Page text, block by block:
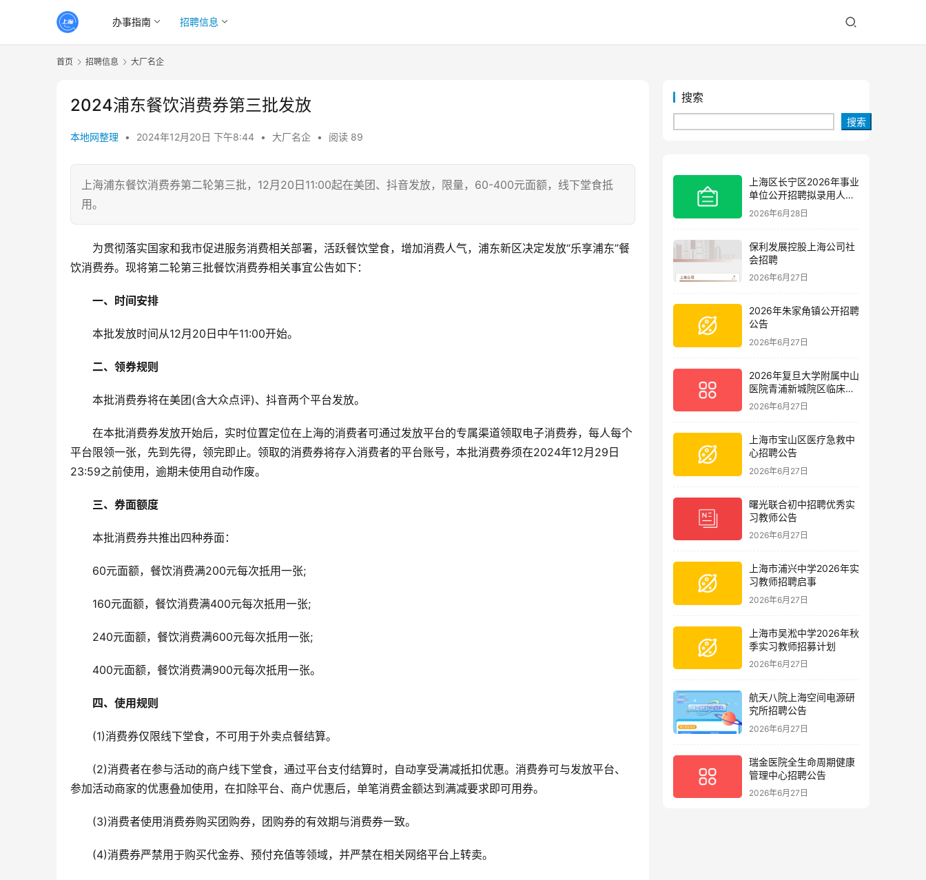
办事指南 招聘信息
首页 招聘信息 大厂名企
2024浦东餐饮消费券第三批发放
本地网整理 • 2024年12月20日 下午8:44 • 大厂名企 • 阅读 89
上海浦东餐饮消费券第二轮第三批，12月20日11:00起在美团、抖音发放，限量，60-400元面额，线下堂食抵
用。
为贯彻落实国家和我市促进服务消费相关部署，活跃餐饮堂食，增加消费人气，浦东新区决定发放“乐享浦东”餐
饮消费券。现将第二轮第三批餐饮消费券相关事宜公告如下：
一、时间安排
本批发放时间从12月20日中午11:00开始。
二、领券规则
本批消费券将在美团(含大众点评)、抖音两个平台发放。
在本批消费券发放开始后，实时位置定位在上海的消费者可通过发放平台的专属渠道领取电子消费券，每人每个
平台限领一张，先到先得，领完即止。领取的消费券将存入消费者的平台账号，本批消费券须在2024年12月29日
23:59之前使用，逾期未使用自动作废。
三、券面额度
本批消费券共推出四种券面：
60元面额，餐饮消费满200元每次抵用一张;
160元面额，餐饮消费满400元每次抵用一张;
240元面额，餐饮消费满600元每次抵用一张;
400元面额，餐饮消费满900元每次抵用一张。
四、使用规则
(1)消费券仅限线下堂食，不可用于外卖点餐结算。
(2)消费者在参与活动的商户线下堂食，通过平台支付结算时，自动享受满减抵扣优惠。消费券可与发放平台、
参加活动商家的优惠叠加使用，在扣除平台、商户优惠后，单笔消费金额达到满减要求即可用券。
(3)消费者使用消费券购买团购券，团购券的有效期与消费券一致。
(4)消费券严禁用于购买代金券、预付充值等领域，并严禁在相关网络平台上转卖。
搜索
搜索
上海区长宁区2026年事业
单位公开招聘拟录用人员
公示(第三批)
2026年6月28日
保利发展控股上海公司社
会招聘
2026年6月27日
2026年朱家角镇公开招聘
公告
2026年6月27日
2026年复旦大学附属中山
医院青浦新城院区临床护
理岗位招聘启事
2026年6月27日
上海市宝山区医疗急救中
心招聘公告
2026年6月27日
曙光联合初中招聘优秀实
习教师公告
2026年6月27日
上海市浦兴中学2026年实
习教师招聘启事
2026年6月27日
上海市吴淞中学2026年秋
季实习教师招募计划
2026年6月27日
航天八院上海空间电源研
究所招聘公告
2026年6月27日
瑞金医院全生命周期健康
管理中心招聘公告
2026年6月27日